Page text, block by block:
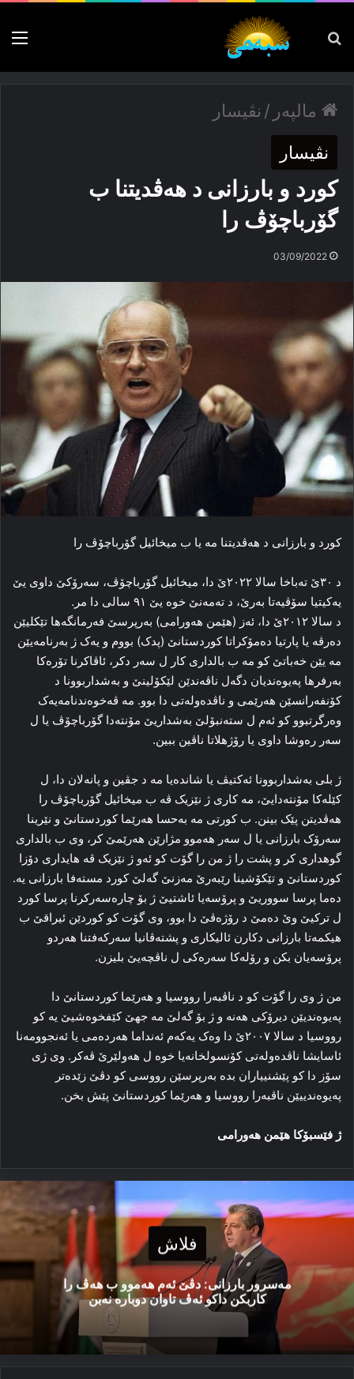
پەیدا بکە
مالپەر / نڤیسار
نڤیسار
کورد و بارزانی د هه‌ڤدیتنا ب
گۆرباچۆڤ را
03/09/2022
کورد و بارزانی د هه‌ڤدیتنا مه‌ یا ب میخائیل گۆرباچۆڤ را
د ۳۰ێ ته‌باخا سالا ۲۰۲۲ێ دا، میخائیل گۆرباچۆڤ، سه‌رۆکێ داوی یێ
یه‌کیتیا سۆڤیه‌تا به‌رێ، د ته‌مه‌نێ خوه‌ یێ ۹۱ سالی دا مر.
د سالا ۲۰۱۲ێ دا، ئه‌ز (هێمن هەورامی) به‌رپرسێ فه‌رمانگه‌ها تێکلیێن
ده‌رڤه‌ یا پارتیا ده‌مۆکراتا کوردستانێ (پدک) بووم و یه‌ک ژ به‌رنامه‌یێن
مه‌ یێن خه‌باتێ کو مه‌ ب بالداری کار ل سه‌ر دکر، ئاڤاکرنا تۆره‌کا
به‌رفرها په‌یوه‌ندیان دگه‌ل ناڤه‌ندێن لێکۆلینێ و به‌شداربوونا د
کۆنفه‌رانسێن هه‌رێمی و ناڤده‌وله‌تی دا بوو. مه‌ ڤه‌خوه‌ندنامه‌یەک
وه‌رگرتبوو کو ئه‌م ل سته‌نبۆلێ به‌شداریێ مۆنتەدا گۆرباچۆڤ یا ل
سه‌ر ره‌وشا داوی یا رۆژهلاتا ناڤین ببین.
ژ بلی به‌شداربوونا ئەکتیڤ یا شاندەیا مه‌ د جڤین و پانه‌لان دا، ل
کێله‌کا مۆنتەدایێ، مه‌ کاری ژ نێزیک ڤه‌ ب میخائیل گۆرباچۆڤ را
هه‌ڤدیتن پێک بینن. ب کورتی مە به‌حسا هه‌رێما کوردستانێ و نێرینا
سه‌رۆک بارزانی یا ل سه‌ر هه‌موو مژارێن هه‌رێمێ کر، وی ب بالداری
گوهداری کر و پشت را ژ من را گۆت کو ئه‌و ژ نێزیک ڤه‌ هایداری دۆزا
کوردستانێ و تێکۆشینا رێبه‌رێ مه‌زنێ گه‌لێ کورد مسته‌فا بارزانی یه‌.
ده‌ما پرسا سووریێ و پرۆسه‌یا ئاشتیێ ژ بۆ چاره‌سه‌رکرنا پرسا کورد
ل ترکیێ وێ ده‌مێ د رۆژه‌ڤێ دا بوو، وی گۆت کو کوردێن ئیراقێ ب
هیکمه‌تا بارزانی دکارن ئالیکاری و پشته‌ڤانیا سه‌رکه‌فتنا هه‌ردو
پرۆسه‌یان بکن و رۆله‌کا سه‌ره‌کی ل ناڤچه‌یێ بلیزن.
من ژ وی را گۆت کو د ناڤبه‌را رووسیا و هه‌رێما کوردستانێ دا
په‌یوه‌ندیێن دیرۆکی هه‌نه‌ و ژ بۆ گه‌لێ مه‌ جهێ کێفخوه‌شیێ یه‌ کو
رووسیا د سالا ۲۰۰۷ێ دا وه‌ک یه‌که‌م ئه‌نداما هه‌رده‌می یا ئه‌نجوومه‌نا
ئاسایشا ناڤده‌وله‌تی کۆنسولخانه‌یا خوه‌ ل هه‌ولێرێ ڤه‌کر. وی ژی
سۆز دا کو پێشنییاران بده‌ به‌رپرسێن رووسی کو دڤێ زێده‌تر
په‌یوه‌ندییێن ناڤبه‌را رووسیا و هه‌رێما کوردستانێ پێش بخن.
ژ فێسبۆکا هێمن هه‌ورامی
فلاش
مەسرور بارزانی: دڤێ ئەم هەموو ب هەڤ را
کاربکن داکو ئەڤ تاوان دوبارە نەبن